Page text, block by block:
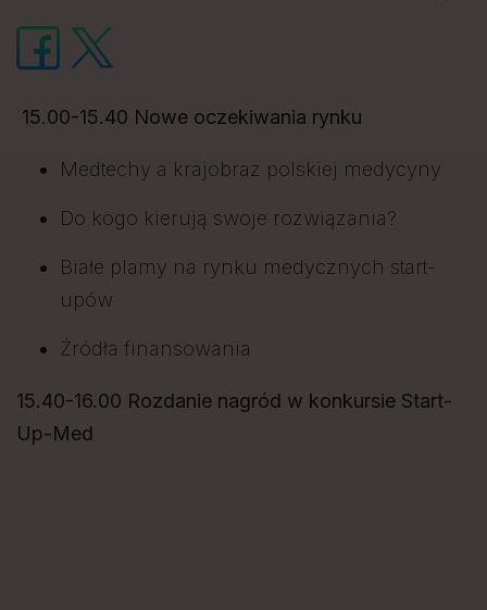
15.00-15.40 Nowe oczekiwania rynku
Medtechy a krajobraz polskiej medycyny
Do kogo kierują swoje rozwiązania?
Białe plamy na rynku medycznych start-
upów
Źródła finansowania
15.40-16.00 Rozdanie nagród w konkursie Start-
Up-Med